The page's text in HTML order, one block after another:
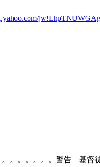
。。。。。。。警告 基督